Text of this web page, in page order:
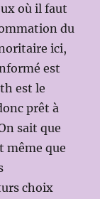
où il faut
du
ici,
est
est le
prêt à
sait que
même que
choix